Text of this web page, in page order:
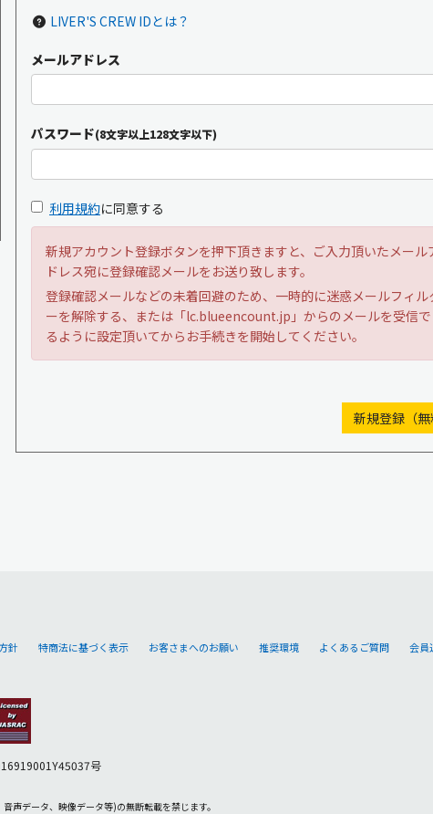
ログイン
OFFICIAL SITE
LIVER'S CREW IDとは？
メールアドレス
パスワード(8文字以上128文字以下)
利用規約に同意する
新規アカウント登録ボタンを押下頂きますと、ご入力頂いたメール
ドレス宛に登録確認メールをお送り致します。
登録確認メールなどの未着回避のため、一時的に迷惑メールフィル
ーを解除する、または「lc.blueencount.jp」からのメールを受信で
るように設定頂いてからお手続きを開始してください。
針 特商法に基づく表示 お客さまへのお願い 推奨環境 よくあるご質問 会員
号
声データ、映像データ等)の無断転載を禁じます。